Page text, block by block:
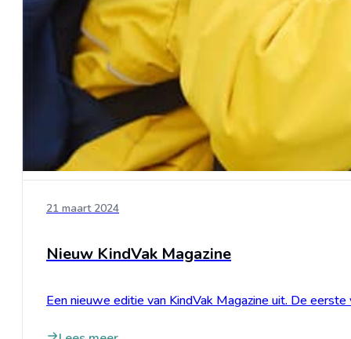
21 maart 2024
Nieuw KindVak Magazine
Een nieuwe editie van KindVak Magazine uit. De